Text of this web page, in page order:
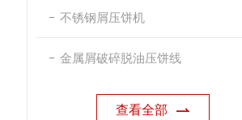
不锈钢屑压饼机
金属屑破碎脱油压饼线
查看全部